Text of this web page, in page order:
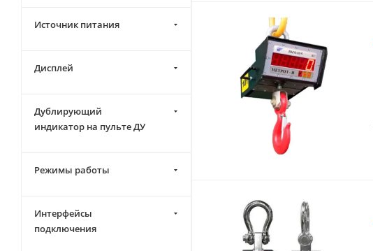
Источник питания
Дисплей
Дублирующий
индикатор на пульте ДУ
Режимы работы
Интерфейсы
подключения